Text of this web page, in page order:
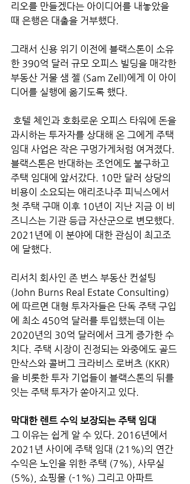
리오를 만들겠다는 아이디어를 내놓았을
때 은행은 대출을 거부했다.
그래서 신용 위기 이전에 블랙스톤이 소유
한 390억 달러 규모 오피스 빌딩을 매각한
부동산 거물 샘 젤 (Sam Zell)에게 이 아이
디어를 실행에 옮기도록 했다.
과시하는 투자자를 상대해 온 그에게 주택
임대 사업은 작은 구멍가게처럼 여겨졌다.
블랙스톤은 반대하는 조언에도 불구하고
주택 임대에 앞서갔다. 10만 달러 상당의
비용이 소요되는 애리조나주 피닉스에서
첫 주택 구매 이후 10년이 지난 지금 이 비
즈니스는 기관 등급 자산군으로 변모했다.
2021년에 이 분야에 대한 관심이 최고조
에 달했다.
리서치 회사인 존 번스 부동산 컨설팅
(John Burns Real Estate Consulting)
에 따르면 대형 투자자들은 단독 주택 구입
에 최소 450억 달러를 투입했는데 이는
2020년의 30억 달러에서 크게 증가한 수
치다. 주택 시장이 진정되는 와중에도 골드
만삭스와 콜버그 크라비스 로버츠 (KKR)
을 비롯한 투자 기업들이 블랙스톤의 뒤를
잇는 주택 투자가 쏟아지고 있다.
막대한 렌트 수익 보장되는 주택 임대
그 이유는 쉽게 알 수 있다. 2016년에서
2021년 사이에 주택 임대 (21%)의 연간
수익은 노인을 위한 주택 (7%), 사무실
(5%), 쇼핑몰 (-1%) 그리고 아파트